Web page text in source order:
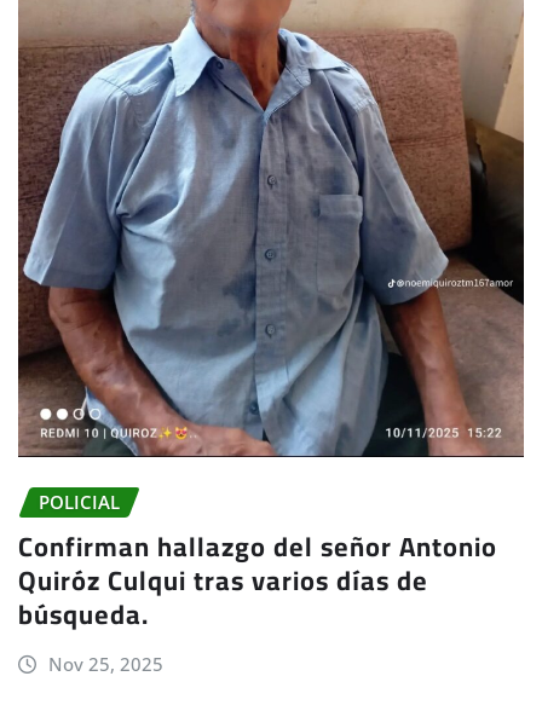
POLICIAL
Confirman hallazgo del señor Antonio
Quiróz Culqui tras varios días de
búsqueda.
Nov 25, 2025